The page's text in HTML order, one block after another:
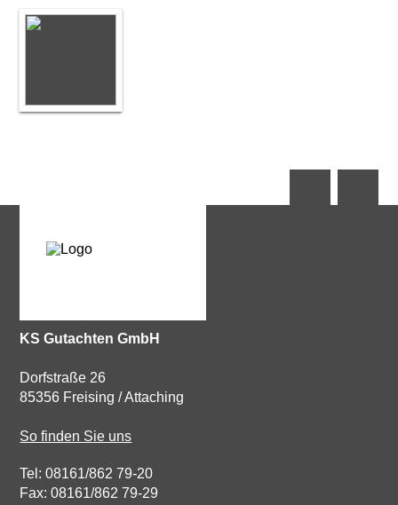
KS Gutachten GmbH
Dorfstraße 26
85356 Freising / Attaching
So finden Sie uns
Tel: 08161/862 79-20
Fax: 08161/862 79-29